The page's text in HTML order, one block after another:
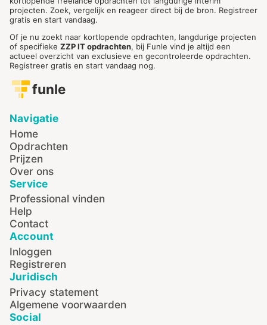
projecten. Zoek, vergelijk en reageer direct bij de bron. Registreer
gratis en start vandaag.
Of je nu zoekt naar kortlopende opdrachten, langdurige projecten
of specifieke ZZP IT opdrachten, bij Funle vind je altijd een
actueel overzicht van exclusieve en gecontroleerde opdrachten.
Registreer gratis en start vandaag nog.
funle
Navigatie
Home
Opdrachten
Prijzen
Over ons
Service
Professional vinden
Help
Contact
Account
Inloggen
Registreren
Juridisch
Privacy statement
Algemene voorwaarden
Social